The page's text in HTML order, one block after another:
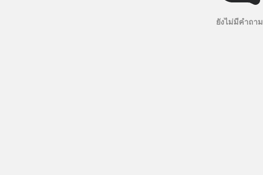
ยังไม่มีคำถาม